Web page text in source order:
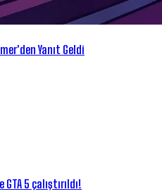
Yanıt Geldi
5 çalıştırıldı!